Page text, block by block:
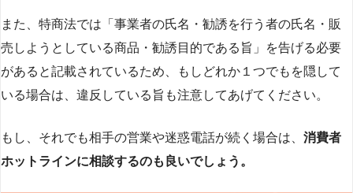
また、特商法では「事業者の氏名・勧誘を行う者の氏名・販
売しようとしている商品・勧誘目的である旨」を告げる必要
があると記載されているため、もしどれか１つでもを隠して
いる場合は、違反している旨も注意してあげてください。
もし、それでも相手の営業や迷惑電話が続く場合は、 消費者
ホットラインに相談するのも良いでしょう。